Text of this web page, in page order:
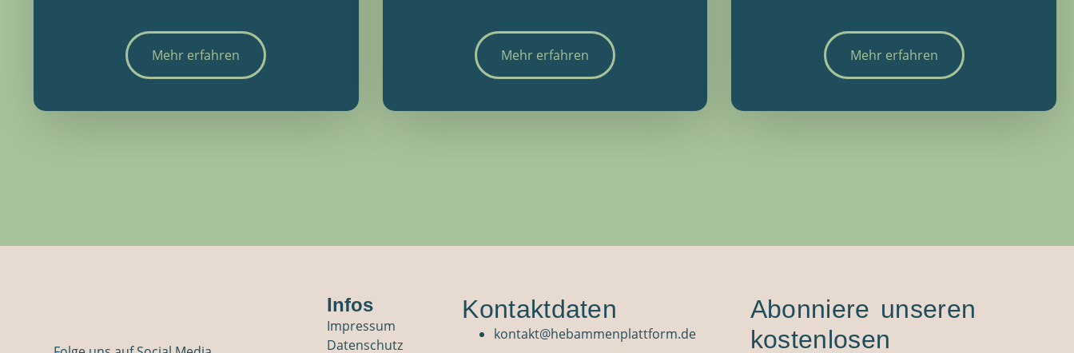
Mehr erfahren Mehr erfahren Mehr erfahren
Infos
Impressum
Datenschutz
Kontaktdaten
kontakt@hebammenplattform.de
Abonniere unseren
kostenlosen